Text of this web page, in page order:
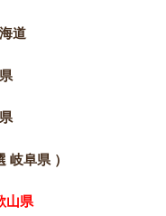
道
阜県 ）
県